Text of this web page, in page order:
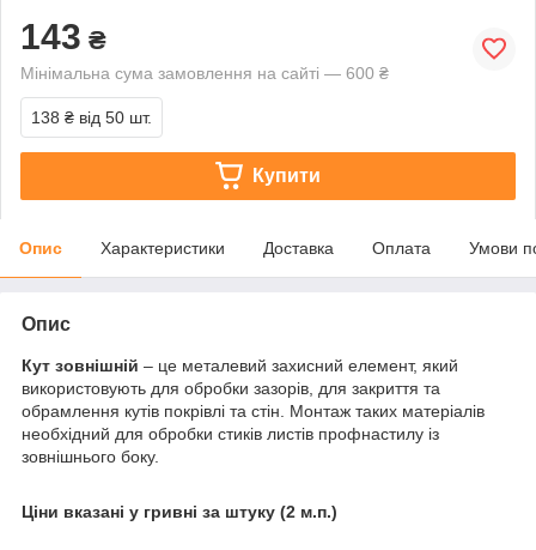
143 ₴
Мінімальна сума замовлення на сайті — 600 ₴
138 ₴ від 50 шт.
Купити
Опис Характеристики Доставка Оплата Умови
Опис
Кут зовнішній – це металевий захисний елемент, який
використовують для обробки зазорів, для закриття та
обрамлення кутів покрівлі та стін. Монтаж таких матеріалів
необхідний для обробки стиків листів профнастилу із
зовнішнього боку.
Ціни вказані у гривні за штуку (2 м.п.)